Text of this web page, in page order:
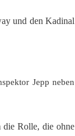
und den Kadinal
Jepp neben
die Rolle, die ohne